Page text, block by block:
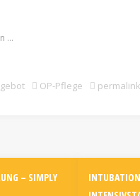
…
OP-Pflege permalink
– SIMPLY